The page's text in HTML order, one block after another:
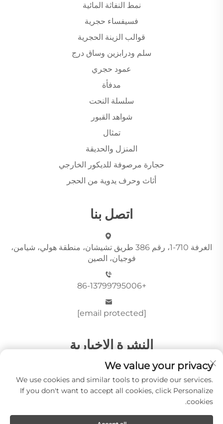
نمط النفاثة المائية
فسيفساء حجرية
قوالب الزينة الحجرية
سلم ودرابزين وساق درج
عمود حجري
مدفأة
سلسلة النحت
شواهد القبور
تمثال
المنزل والحديقة
حجارة مرصوفة للديكور الخارجي
أثاث وحرف يدوية من الحجر
اتصل بنا
الغرفة 710-1، رقم 386 طريق تشيشان، منطقة هولي، شيامن،
فوجيان، الصين
+86-13799795006
[email protected]
النشرة الإخبارية
أرسِل
We value your privacy
We use cookies and similar tools to provide our services.
If you don't want to accept all cookies, click Personalize
cookies.